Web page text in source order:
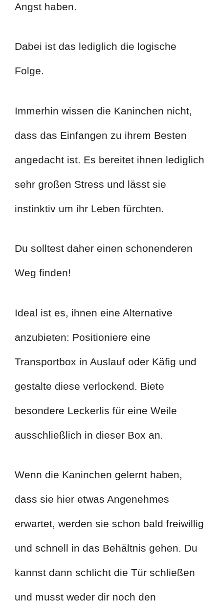
Angst haben.
Dabei ist das lediglich die logische
Folge.
Immerhin wissen die Kaninchen nicht,
dass das Einfangen zu ihrem Besten
angedacht ist. Es bereitet ihnen lediglich
sehr großen Stress und lässt sie
instinktiv um ihr Leben fürchten.
Du solltest daher einen schonenderen
Weg finden!
Ideal ist es, ihnen eine Alternative
anzubieten: Positioniere eine
Transportbox in Auslauf oder Käfig und
gestalte diese verlockend. Biete
besondere Leckerlis für eine Weile
ausschließlich in dieser Box an.
Wenn die Kaninchen gelernt haben,
dass sie hier etwas Angenehmes
erwartet, werden sie schon bald freiwillig
und schnell in das Behältnis gehen. Du
kannst dann schlicht die Tür schließen
und musst weder dir noch den